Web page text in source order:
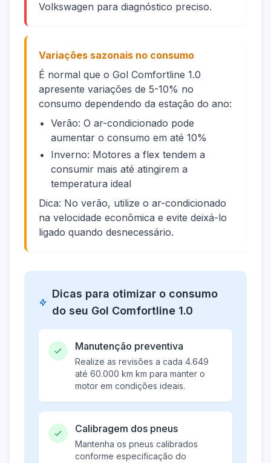
Volkswagen para diagnóstico preciso.
Variações sazonais no consumo
É normal que o Gol Comfortline 1.0
apresente variações de 5-10% no
consumo dependendo da estação do ano:
Verão: O ar-condicionado pode
aumentar o consumo em até 10%
Inverno: Motores a flex tendem a
consumir mais até atingirem a
temperatura ideal
Dica: No verão, utilize o ar-condicionado
na velocidade econômica e evite deixá-lo
ligado quando desnecessário.
Dicas para otimizar o consumo
do seu Gol Comfortline 1.0
Manutenção preventiva
Realize as revisões a cada 4.649
até 60.000 km km para manter o
motor em condições ideais.
Calibragem dos pneus
Mantenha os pneus calibrados
conforme especificação do